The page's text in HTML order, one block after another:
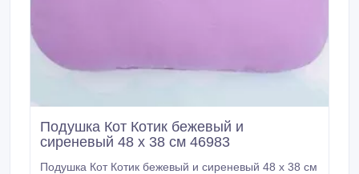
Подушка Кот Котик бежевый и
сиреневый 48 х 38 см 46983
Подушка Кот Котик бежевый и сиреневый 48 х 38 см